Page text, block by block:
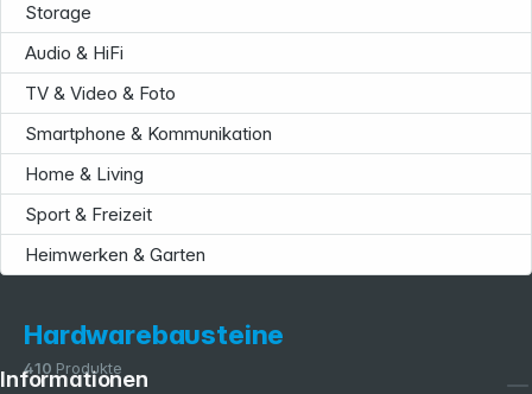
Storage
Audio & HiFi
TV & Video & Foto
Smartphone & Kommunikation
Home & Living
Sport & Freizeit
Heimwerken & Garten
Hardwarebausteine
410 Produkte
Informationen